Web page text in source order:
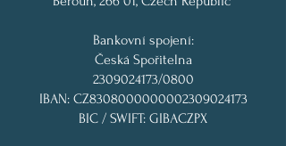
Bankovní spojení:
Česká Spořitelna
2309024173/0800
IBAN: CZ8308000000002309024173
BIC / SWIFT: GIBACZPX